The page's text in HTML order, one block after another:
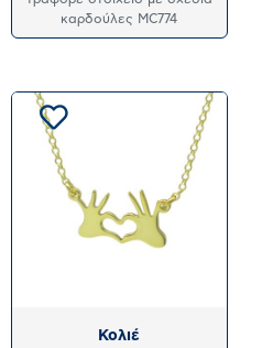
καρδούλες MC774
Κολιέ